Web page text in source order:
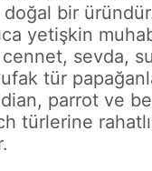
bir
yetişkin
cennet, sevda,
tür
parrot ve
türlerine